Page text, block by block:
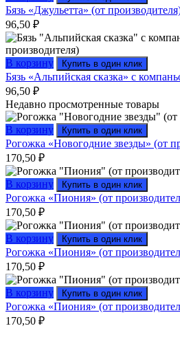
Бязь «Джульетта» (от
96,50 ₽
В корзину Купить в один клик
Бязь «Альпийская сказка» с
96,50 ₽
Недавно просмотренные товары
В корзину Купить в один клик
Рогожка «Новогодние звезды» (от
170,50 ₽
В корзину Купить в один клик
Рогожка «Пиония» (от
170,50 ₽
В корзину Купить в один клик
Рогожка «Пиония» (от
170,50 ₽
В корзину Купить в один клик
Рогожка «Пиония» (от
170,50 ₽